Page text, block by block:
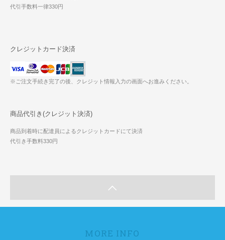
代引手数料一律330円
クレジットカード決済
※ご注文手続き完了の後、クレジット情報入力の画面へお進みください。
商品代引き(クレジット決済)
商品到着時に配達員によるクレジットカードにて決済
代引き手数料330円
MORE INFO